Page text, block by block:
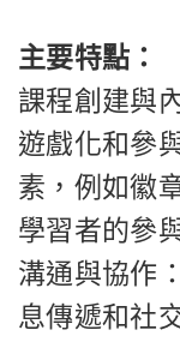
主要特點：
課程創建與
遊戲化和參
素，例如徽
學習者的參
溝通與協作
息傳遞和社